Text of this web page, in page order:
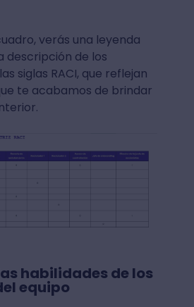
verás una leyenda
descripción de los
siglas RACI, que reflejan
te acabamos de brindar
habilidades de los
equipo